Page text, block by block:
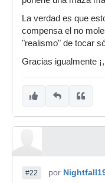
La verdad es que
compensa el no
"realismo" de tocar
Gracias igualmente
#22 por